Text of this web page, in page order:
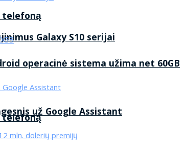
Galaxy S10 serijai
telefoną
telefoną
operacinė sistema užima net 60GB
už Google Assistant